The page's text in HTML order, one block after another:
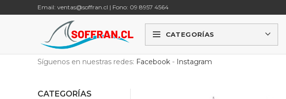
Email: ventas@soffran.cl | Fono: 09 8957 4564
CATEGORÍAS
Síguenos en nuestras redes: Facebook - Instagram
CATEGORÍAS